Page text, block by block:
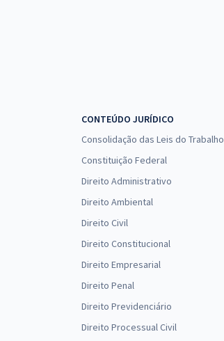
CONTEÚDO JURÍDICO
Consolidação das Leis do Trabalho
Constituição Federal
Direito Administrativo
Direito Ambiental
Direito Civil
Direito Constitucional
Direito Empresarial
Direito Penal
Direito Previdenciário
Direito Processual Civil